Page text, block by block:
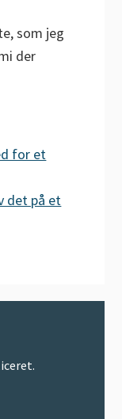
som jeg
der
for et
det på et